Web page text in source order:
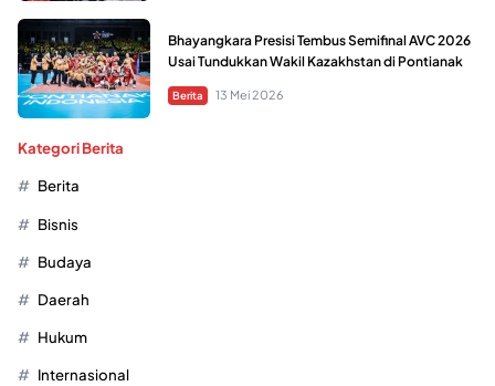
Bhayangkara Presisi Tembus Semifinal AVC 2026
Usai Tundukkan Wakil Kazakhstan di Pontianak
Berita 13 Mei 2026
Kategori Berita
Berita
Bisnis
Budaya
Daerah
Hukum
Internasional